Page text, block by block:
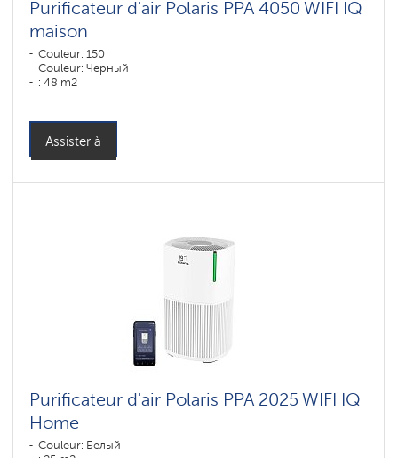
Purificateur d'air Polaris PPA 4050 WIFI IQ
maison
Couleur: 150
Couleur: Черный
: 48 m2
Assister à
Purificateur d'air Polaris PPA 2025 WIFI IQ
Home
Couleur: Белый